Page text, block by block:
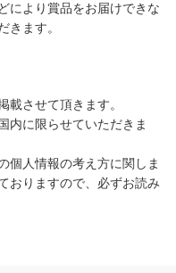
により賞品をお届けできな
きます。
載させて頂きます。
内に限らせていただきま
個人情報の考え方に関しま
おりますので、必ずお読み